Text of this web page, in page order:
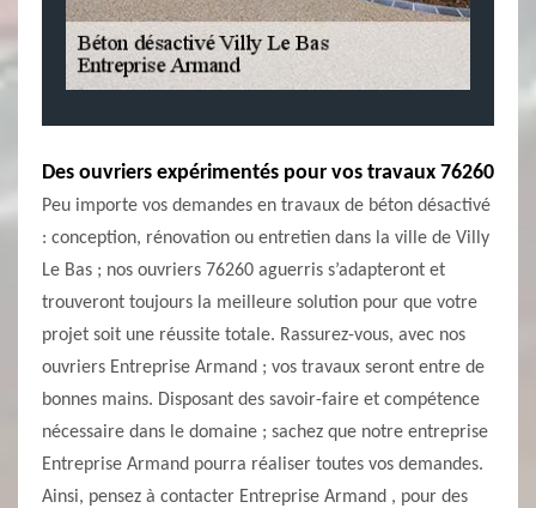
Des ouvriers expérimentés pour vos travaux 76260
Peu importe vos demandes en travaux de béton désactivé
: conception, rénovation ou entretien dans la ville de Villy
Le Bas ; nos ouvriers 76260 aguerris s’adapteront et
trouveront toujours la meilleure solution pour que votre
projet soit une réussite totale. Rassurez-vous, avec nos
ouvriers Entreprise Armand ; vos travaux seront entre de
bonnes mains. Disposant des savoir-faire et compétence
nécessaire dans le domaine ; sachez que notre entreprise
Entreprise Armand pourra réaliser toutes vos demandes.
Ainsi, pensez à contacter Entreprise Armand , pour des